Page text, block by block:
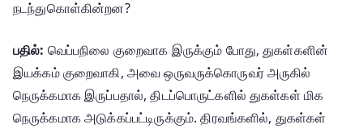
நடந்துகொள்கின்றன?
பதில்: வெப்பநிலை குறைவாக இருக்கும் போது, துகள்களின்
இயக்கம் குறைவாகி, அவை ஒருவருக்கொருவர் அருகில்
நெருக்கமாக இருப்பதால், திடப்பொருட்களில் துகள்கள் மிக
நெருக்கமாக அடுக்கப்பட்டிருக்கும். திரவங்களில், துகள்கள்